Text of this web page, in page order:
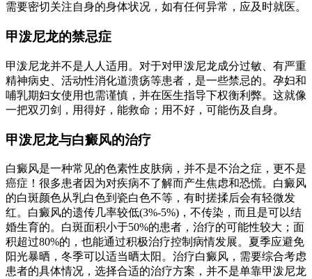
需要密切关注自身的身体状况，如有任何异常，应及时就医。
甲泼尼龙的禁忌症
甲泼尼龙并不是人人适用。对于对甲泼尼龙成分过敏、有严重
精神病史、活动性消化道溃疡等患者，是一些禁忌的。孕妇和
哺乳期妇女使用也需谨慎，并在医生指导下权衡利弊。这就像
一把双刃剑，用得好，能救命；用不好，可能伤及自身。
甲泼尼龙与白癜风的治疗
白癜风是一种常见的色素性皮肤病，并不是不治之症，更不是
癌症！很多患者因为对疾病不了解而产生焦虑和恐慌。白癜风
的白斑颜色从乳白色到瓷白色不等，有时搓揉后会有轻微发
红。白癜风的遗传几率较低(3%-5%)，不传染，而且是可以结
婚生育的。白斑面积小于50%的患者，治疗的可能性较大；面
积超过80%的，也能通过积极治疗控制病情发展。夏季应避免
阳光暴晒，冬季可以适当晒太阳。治疗白癜风，需要综合考虑
患者的具体情况，选择合适的治疗方案，并不是单靠甲泼尼龙